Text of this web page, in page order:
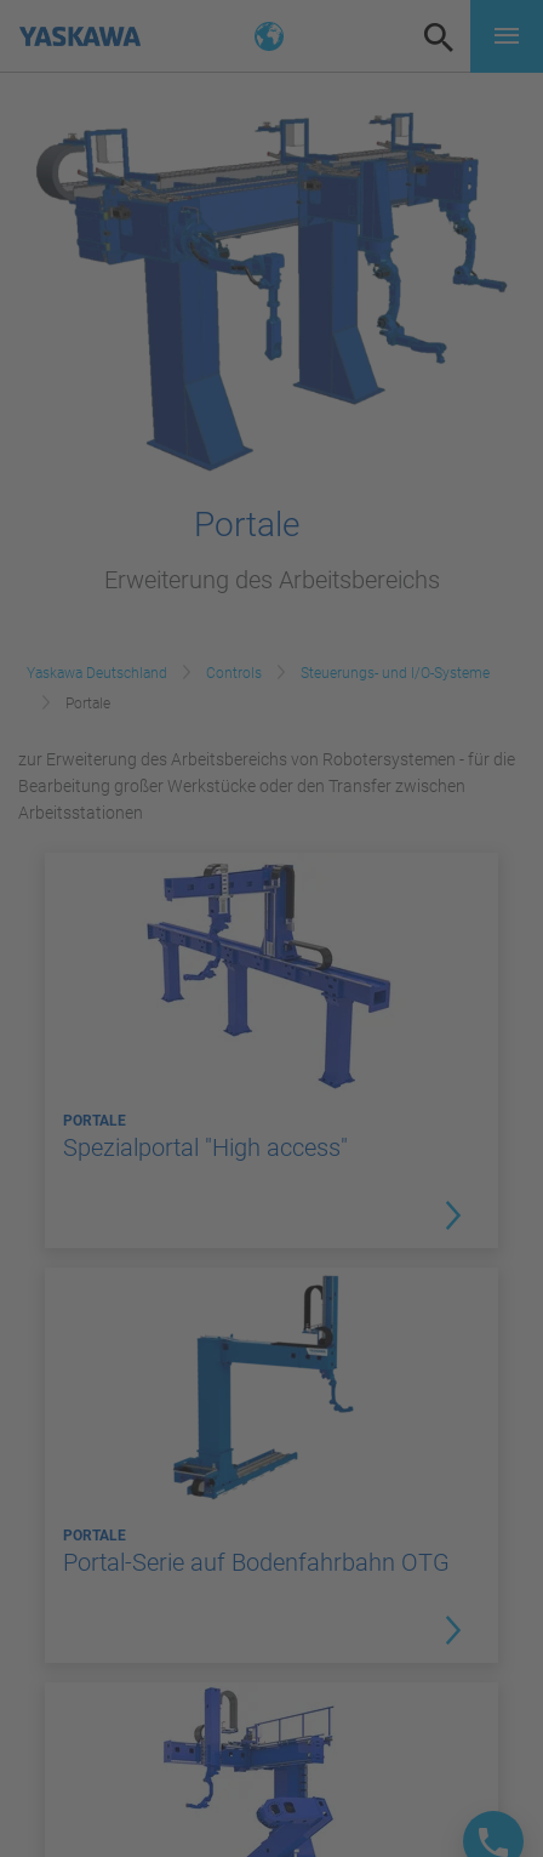
Portale
Erweiterung des Arbeitsbereichs
Yaskawa Deutschland Controls
Steuerungs- und I/O-Systeme
Portale
zur Erweiterung des Arbeitsbereichs von Robotersystemen - für die
Bearbeitung großer Werkstücke oder den Transfer zwischen
Arbeitsstationen
PORTALE
Spezialportal "High access"
PORTALE
Portal-Serie auf Bodenfahrbahn OTG